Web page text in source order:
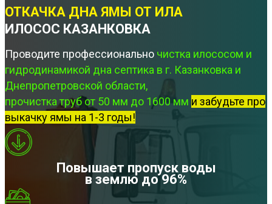
ОТКАЧКА ДНА ЯМЫ ОТ ИЛА
ИЛОСОС КАЗАНКОВКА
Проводите профессионально чистка илососом и
гидродинамикой дна септика в г. Казанковка и
Днепропетровской области,
прочистка труб от 50 мм до 1600 мм и забудьте про
выкачку ямы на 1-3 годы!
Повышает пропуск воды
в землю до 96%